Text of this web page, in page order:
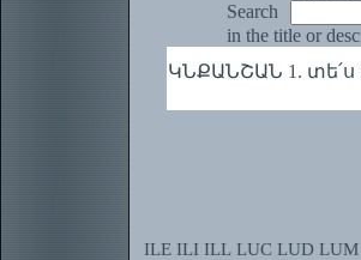
Search
in the title or
ԿՆՔԱՆՇԱՆ 1. տե՛ս
ILE ILI ILL LUC LUD LUM